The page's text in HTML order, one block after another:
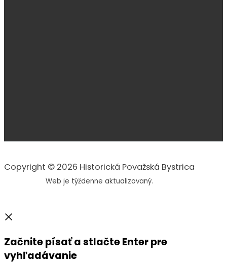
Copyright © 2026 Historická Považská Bystrica
Web je týždenne aktualizovaný.
Začnite písať a stlačte Enter pre
vyhľadávanie